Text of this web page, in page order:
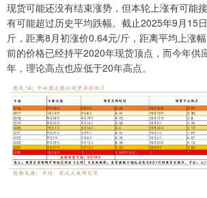
现货可能还没有结束涨势，但本轮上涨有可能
有可能超过历史平均跌幅。截止2025年9月15
斤，距离8月初涨价0.64元/斤，距离平均上涨
前的价格已经持平2020年现货顶点，而今年供
年，理论高点也应低于20年高点。